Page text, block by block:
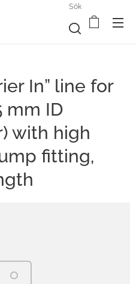
Sök
In” line for
mm ID
with high
fitting,